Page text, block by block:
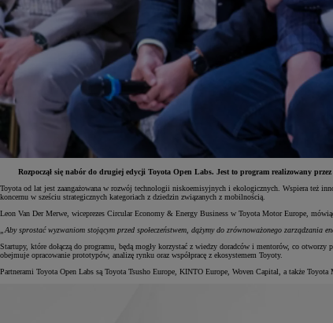
Yaris Cross
HYBRID
Rozpoczął się nabór do drugiej edycji Toyota Open Labs. Jest to program realizowany
Toyota od lat jest zaangażowana w rozwój technologii niskoemisyjnych i ekologicznych. Wspiera też
koncernu w sześciu strategicznych kategoriach z dziedzin związanych z mobilnością.
Leon Van Der Merwe, wiceprezes Circular Economy & Energy Business w Toyota Motor Europe,
„Aby sprostać wyzwaniom stojącym przed społeczeństwem, dążymy do zrównoważonego
Startupy, które dołączą do programu, będą mogły korzystać z wiedzy doradców i mentorów, co
obejmuje opracowanie prototypów, analizę rynku oraz współpracę z ekosystemem Toyoty.
Partnerami Toyota Open Labs są Toyota Tsusho Europe, KINTO Europe, Woven Capital, a także